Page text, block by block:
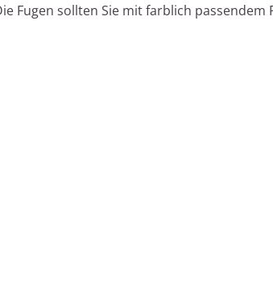
Fugen sollten Sie mit farblich passendem